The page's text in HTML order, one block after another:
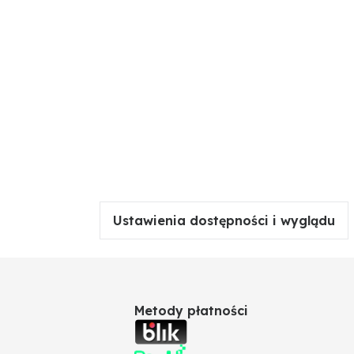
zapewnia większą dynamikę, radość z jazdy i
Ustawienia dostępności i wyglądu
Metody płatności